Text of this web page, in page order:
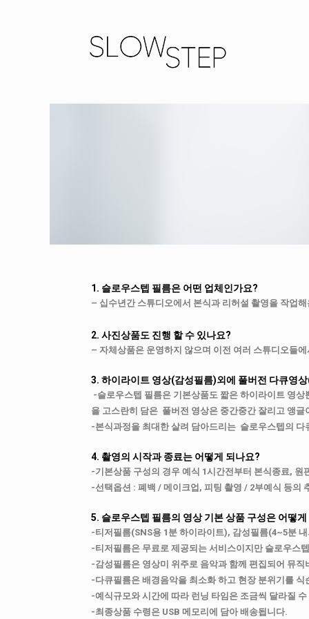
1. 슬로우스텝 필름은 어떤 업체인가요?
– 십수년간 스튜디오에서 본식과 리허설 촬영을 작업
2. 사진상품도 진행 할 수 있나요?
– 자체상품은 운영하지 않으며 이전 여러 스튜디오들
3. 하이라이트 영상(감성필름)외에 풀버전 다큐영
-슬로우스텝 필름은 기본상품도 짧은 하이라이트 영
을 고스란히 담은 풀버전 영상은 중간중간 잘리고 앵
-본식과정을 최대한 살려 담아드리는 슬로우스텝의
4. 촬영의 시작과 종료는 어떻게 되나요?
-기본상품 구성의 경우 예식 1시간전부터 본식종료,
-선택옵션 : 폐백 / 메이크업, 피팅 촬영 / 2부예식 등의
5. 슬로우스텝 필름의 영상 기본 상품 구성은 어떻
-티저필름(SNS용 1분 하이라이트), 감성필름(4~5분
-티저필름은 무료로 제공되는 서비스이지만 슬로우스
-감성필름은 영상미 위주로 음악과 함께 편집되어 뮤
-다큐필름은 배경음악을 최소화 하고 현장 분위기를
-예식규모와 시간에 따라 런닝 타임은 조금씩 달라질
-최종상품 수령은 USB 메모리에 담아 배송됩니다.